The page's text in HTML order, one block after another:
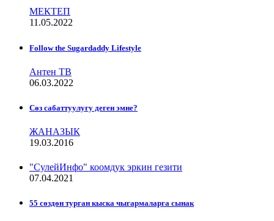
МЕКТЕП
11.05.2022
Follow the Sugardaddy Lifestyle
Антен ТВ
06.03.2022
Сѳз сабаттуулугу деген эмне?
ЖАНАЗЫК
19.03.2016
"СулейИнфо" коомдук эркин гезити
07.04.2021
55 сөздөн турган кыска чыгармаларга сынак